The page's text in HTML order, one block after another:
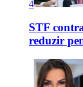
4
STF
reduzir